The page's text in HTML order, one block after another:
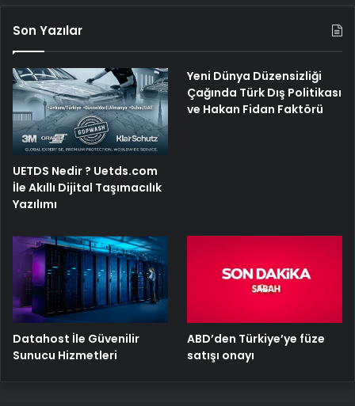
Son Yazılar
UETDS Nedir ? Uetds.com
İle Akıllı Dijital Taşımacılık
Yazılımı
Yeni Dünya Düzensizliği
Çağında Türk Dış Politikası
ve Hakan Fidan Faktörü
Datahost İle Güvenilir
Sunucu Hizmetleri
ABD’den Türkiye’ye füze
satışı onayı